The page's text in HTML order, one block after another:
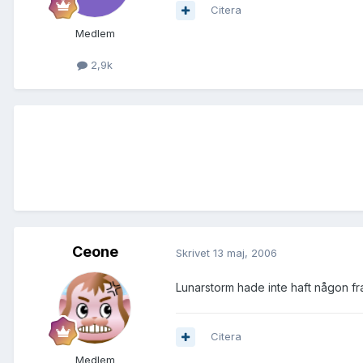
Medlem
2,9k
Citera
Ceone
Medlem
Skrivet 13 maj, 2006
Lunarstorm hade inte haft någon
Citera